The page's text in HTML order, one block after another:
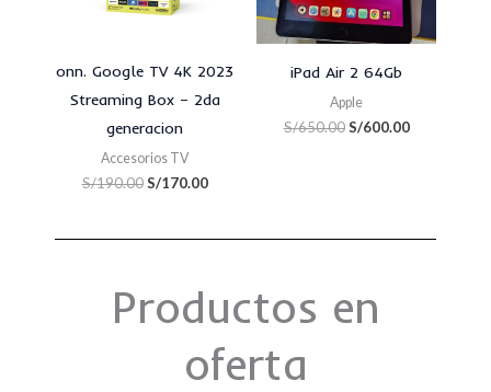
onn. Google TV 4K 2023
Streaming Box – 2da
generacion
Accesorios TV
S/190.00 S/170.00
iPad Air 2 64Gb
Apple
S/650.00 S/600.00
Productos en
oferta